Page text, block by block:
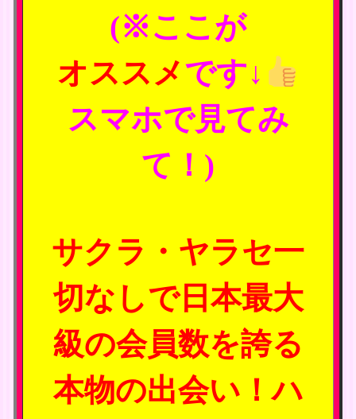
(※ここが
オススメです↓
スマホで見てみ
て！)
サクラ・ヤラセ一
切なしで日本最大
級の会員数を誇る
本物の出会い！ハ